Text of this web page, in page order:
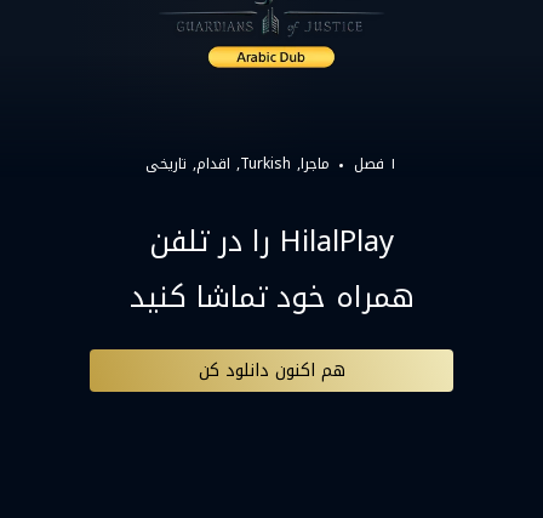
۱ فصل ماجرا Turkish اقدام تاریخی
HilalPlay را در تلفن
همراه خود تماشا کنید
هم اکنون دانلود کن